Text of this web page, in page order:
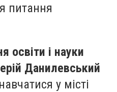
питання
освіти і науки
Данилевський
у місті